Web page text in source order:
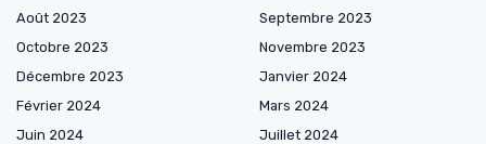
Août 2023
Septembre 2023
Octobre 2023
Novembre 2023
Décembre 2023
Janvier 2024
Février 2024
Mars 2024
Juin 2024
Juillet 2024